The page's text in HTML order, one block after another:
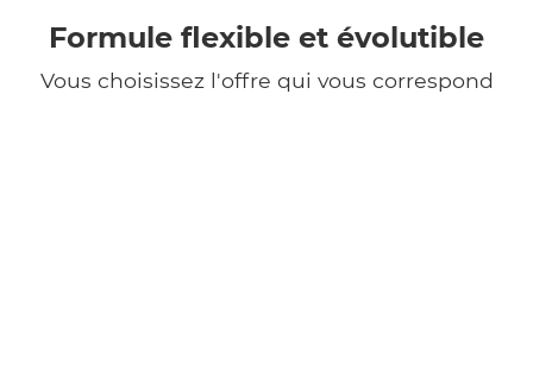
Formule flexible et évolutible
Vous choisissez l'offre qui vous correspond